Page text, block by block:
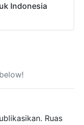
Indonesia
Ruas